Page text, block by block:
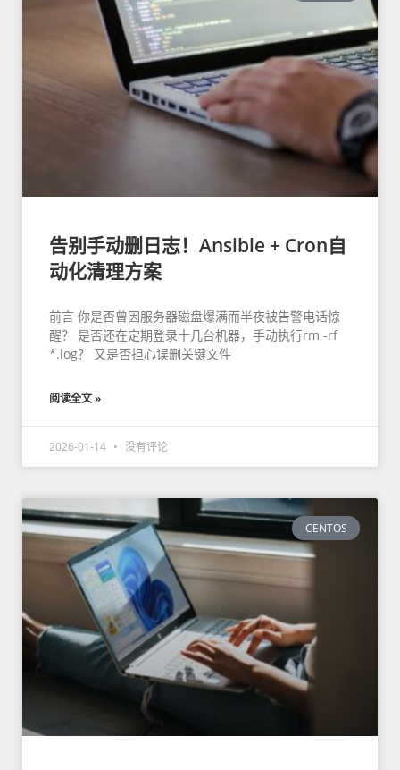
告别手动删日志！Ansible + Cron自
动化清理方案
前言 你是否曾因服务器磁盘爆满而半夜被告警电话惊
醒？ 是否还在定期登录十几台机器，手动执行rm -rf
*.log？ 又是否担心误删关键文件
阅读全文 »
2026-01-14 没有评论
CENTOS